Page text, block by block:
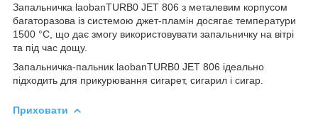
Запальничка laobanTURB0 JET 806 з металевим корпусом
багаторазова із системою джет-пламін досягає температури
1500 °C, що дає змогу використовувати запальничку на вітрі
та під час дощу.
Запальничка-пальник laobanTURB0 JET 806 ідеально
підходить для прикурювання сигарет, сигарил і сигар.
Приховати